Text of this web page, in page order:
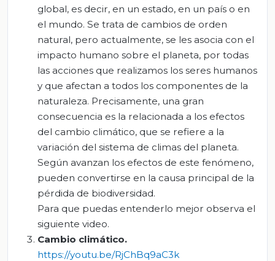
global, es decir, en un estado, en un país o en
el mundo. Se trata de cambios de orden
natural, pero actualmente, se les asocia con el
impacto humano sobre el planeta, por todas
las acciones que realizamos los seres humanos
y que afectan a todos los componentes de la
naturaleza. Precisamente, una gran
consecuencia es la relacionada a los efectos
del cambio climático, que se refiere a la
variación del sistema de climas del planeta.
Según avanzan los efectos de este fenómeno,
pueden convertirse en la causa principal de la
pérdida de biodiversidad.
Para que puedas entenderlo mejor observa el
siguiente video.
Cambio climático.
https://youtu.be/RjChBq9aC3k